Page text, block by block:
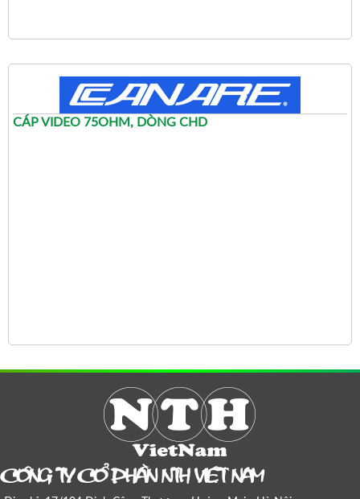
CÁP VIDEO 75OHM, DÒNG CHD
COÂNG TY COÅ PHAÀN NTH VIEÄT NAM